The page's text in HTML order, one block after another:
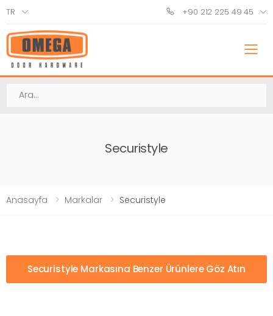
TR +90 212 225 49 45
Ara
Securistyle
Anasayfa Markalar Securistyle
Securistyle Markasına Benzer Ürünlere Göz Atın